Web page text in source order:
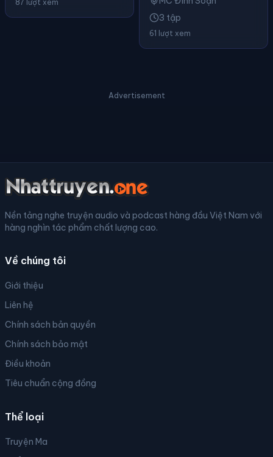
87 lượt xem
3 tập
61 lượt xem
Advertisement
Nền tảng nghe truyện audio và podcast hàng đầu Việt Nam với
hàng nghìn tác phẩm chất lượng cao.
Về chúng tôi
Giới thiệu
Liên hệ
Chính sách bản quyền
Chính sách bảo mật
Điều khoản
Tiêu chuẩn cộng đồng
Thể loại
Truyện Ma